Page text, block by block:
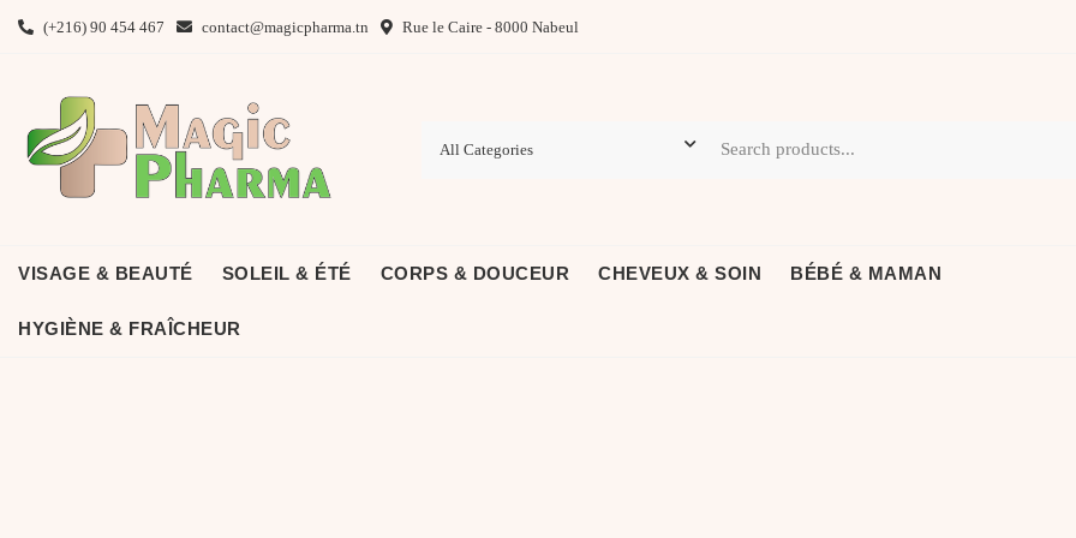
(+216) 90 454 467 contact@magicpharma.tn Rue le Caire - 8000 Nabeul
VISAGE & BEAUTÉ SOLEIL & ÉTÉ CORPS & DOUCEUR CHEVEUX & SOIN BÉBÉ & MAMAN
HYGIÈNE & FRAÎCHEUR